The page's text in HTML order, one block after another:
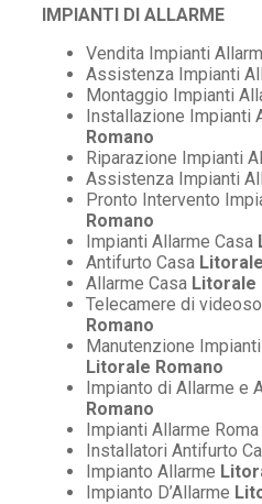
IMPIANTI DI ALLARME
Vendita Impianti
Assistenza Impianti
Montaggio Impianti
Installazione Impianti
Romano
Riparazione Impianti
Assistenza Impianti
Pronto Intervento
Romano
Impianti Allarme Casa
Antifurto Casa
Allarme Casa Litorale
Telecamere di
Romano
Manutenzione
Litorale Romano
Impianto di Allarme e
Romano
Impianti Allarme Roma
Installatori Antifurto
Impianto Allarme
Impianto D’Allarme